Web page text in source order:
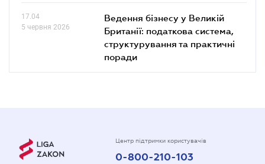
17.04
5 червня 2026
Ведення бізнесу у Великій
Британії: податкова система,
структурування та практичні
поради
Центр підтримки користувачів
0-800-210-103